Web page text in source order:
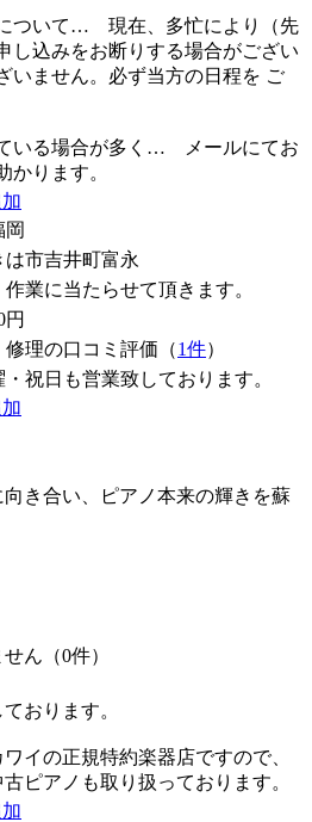
ついて… 現在、多忙により（先
込みをお断りする場合がござい
ません。必ず当方の日程を ご
いる場合が多く… メールにてお
かります。
市吉井町富永
業に当たらせて頂きます。
円
修理の口コミ評価（1件）
祝日も営業致しております。
き合い、ピアノ本来の輝きを蘇
ん（0件）
おります。
イの正規特約楽器店ですので、
ピアノも取り扱っております。